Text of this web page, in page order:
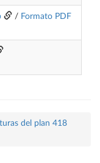
/ Formato PDF
del plan 418